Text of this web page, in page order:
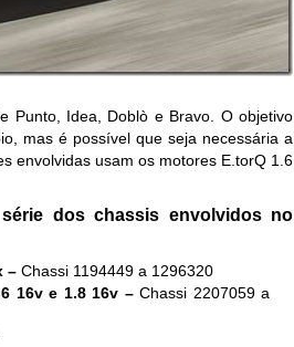
Punto, Idea, Doblò e Bravo. O objetivo
mas é possível que seja necessária a
envolvidas usam os motores E.torQ 1.6
dos chassis envolvidos no
– Chassi 1194449 a 1296320
16v e 1.8 16v –Chassi 2207059 a